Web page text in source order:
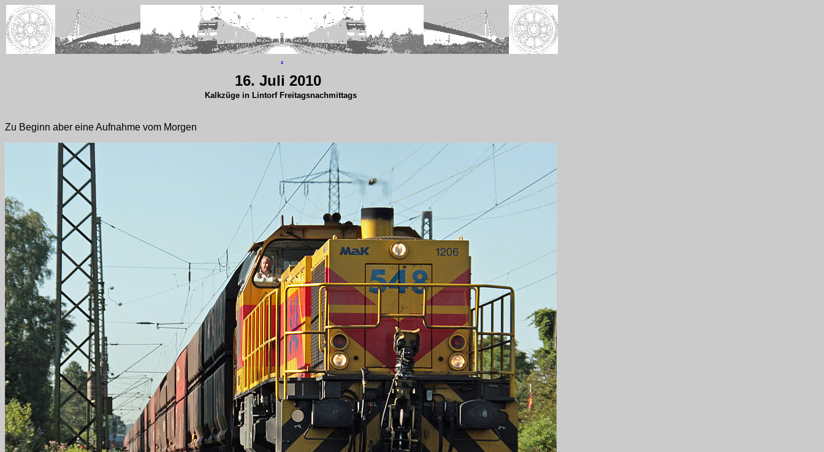
.
16. Juli 2010
Kalkzüge in Lintorf Freitagsnachmittags
Zu Beginn aber eine Aufnahme vom Morgen